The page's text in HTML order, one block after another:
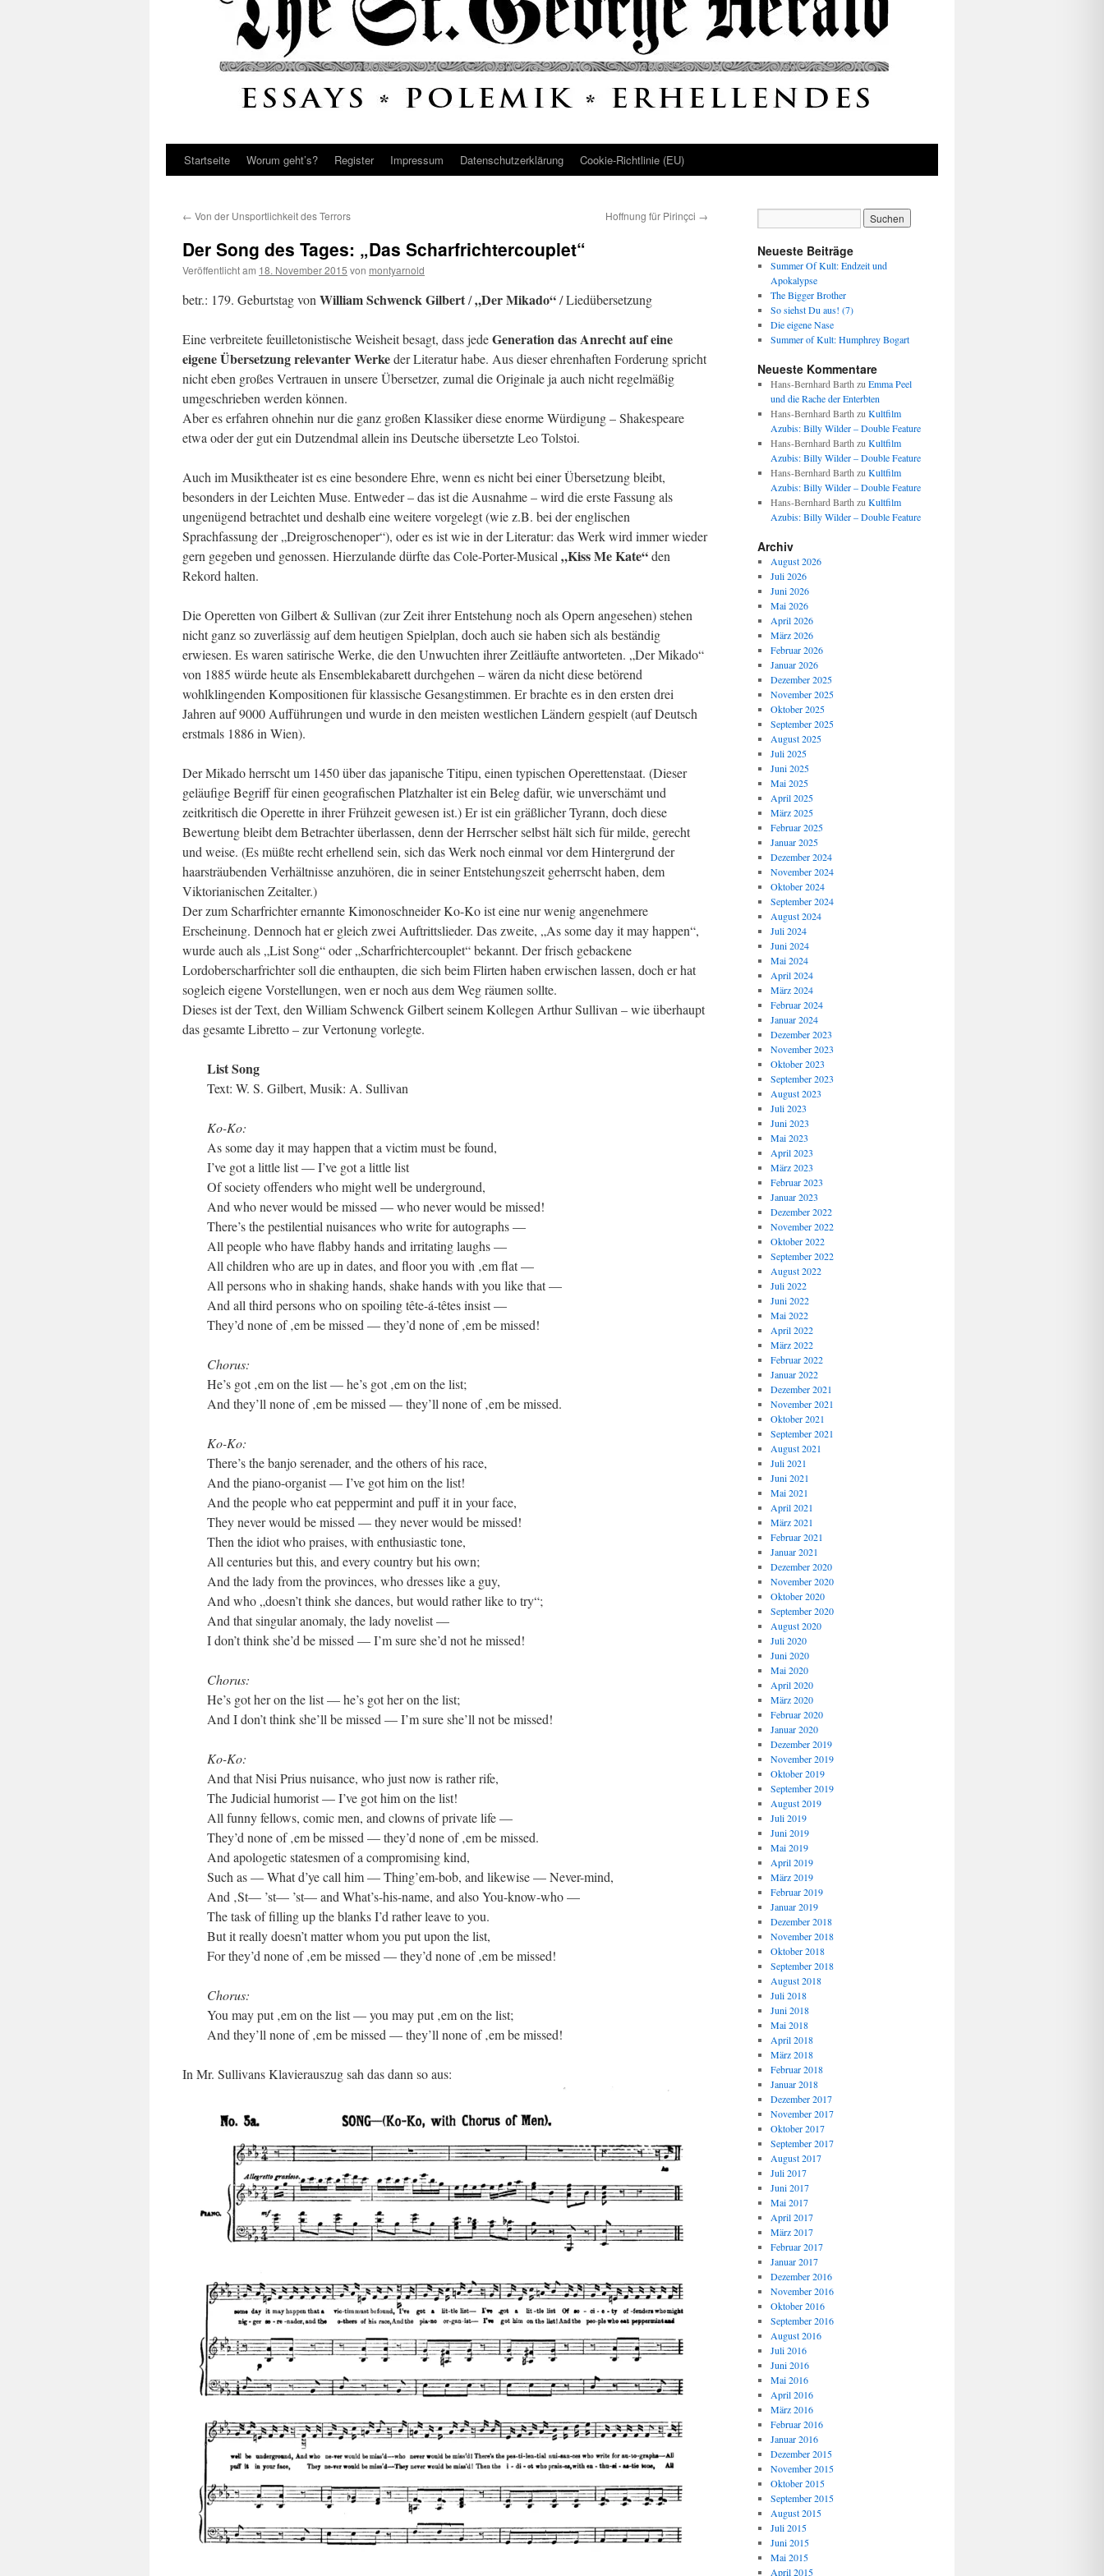
Startseite Worum geht’s? Register Impressum Datenschutz­erklärung Cookie-Richtlinie (EU)
← Von der Unsportlichkeit des Terrors Hoffnung für Pirinçci →
Der Song des Tages: „Das Scharfrichtercouplet“
Veröffentlicht am 18. November 2015 von montyarnold
betr.: 179. Geburtstag von William Schwenck Gilbert/„Der Mikado“/ Liedübersetzung
Eine verbreitete feuilletonistische Weisheit besagt, dass jedeGeneration das Anrecht auf eine
eigene Übersetzung relevanter Werkeder Literatur habe. Aus dieser ehrenhaften Forderung spricht
nicht eben großes Vertrauen in unsere Übersetzer, zumal die Originale ja auch nicht regelmäßig
umgeschrieben werden können.
Aber es erfahren ohnehin nur die ganz großen Klassiker diese enorme Würdigung – Shakespeare
etwa oder der gut ein Dutzendmal allein ins Deutsche übersetzte Leo Tolstoi.
Auch im Musiktheater ist es eine besondere Ehre, wenn es nicht bei einer Übersetzung bleibt,
besonders in der Leichten Muse. Entweder – das ist die Ausnahme – wird die erste Fassung als
ungenügend betrachtet und deshalb eine weitere vorgelegt (wie z.B. bei der englischen
Sprachfassung der „Dreigroschenoper“), oder es ist wie in der Literatur: das Werk wird immer wieder
gern gegeben und genossen. Hierzulande dürfte das Cole-Porter-Musical „Kiss Me Kate“den
Rekord halten.
Die Operetten von Gilbert & Sullivan (zur Zeit ihrer Entstehung noch als Opern angesehen) stehen
nicht ganz so zuverlässig auf dem heutigen Spielplan, doch auch sie haben sich als beständig
erwiesen. Es waren satirische Werke, die den Unwuchten ihrer Zeitläufte antworteten. „Der Mikado“
von 1885 würde heute als Ensemblekabarett durchgehen – wären da nicht diese betörend
wohlklingenden Kompositionen für klassische Gesangstimmen. Er brachte es in den ersten drei
Jahren auf 9000 Aufführungen und wurde in den meisten westlichen Ländern gespielt (auf Deutsch
erstmals 1886 in Wien).
Der Mikado herrscht um 1450 über das japanische Titipu, einen typischen Operettenstaat. (Dieser
geläufige Begriff für einen geografischen Platzhalter ist ein Beleg dafür, wie unverschämt und
zeitkritisch die Operette in ihrer Frühzeit gewesen ist.) Er ist ein gräßlicher Tyrann, doch diese
Bewertung bleibt dem Betrachter überlassen, denn der Herrscher selbst hält sich für milde, gerecht
und weise. (Es müßte recht erhellend sein, sich das Werk noch einmal vor dem Hintergrund der
haarsträubenden Verhältnisse anzuhören, die in seiner Entstehungszeit geherrscht haben, dem
Viktorianischen Zeitalter.)
Der zum Scharfrichter ernannte Kimonoschneider Ko-Ko ist eine nur wenig angenehmere
Erscheinung. Dennoch hat er gleich zwei Auftrittslieder. Das zweite, „As some day it may happen“,
wurde auch als „List Song“ oder „Scharfrichtercouplet“ bekannt. Der frisch gebackene
Lordoberscharfrichter soll die enthaupten, die sich beim Flirten haben erwischen lassen, doch er hat
sogleich eigene Vorstellungen, wen er noch aus dem Weg räumen sollte.
Dieses ist der Text, den William Schwenck Gilbert seinem Kollegen Arthur Sullivan – wie überhaupt
das gesamte Libretto – zur Vertonung vorlegte.
List Song
Text: W. S. Gilbert, Musik: A. Sullivan
Ko-Ko:
As some day it may happen that a victim must be found,
I’ve got a little list — I’ve got a little list
Of society offenders who might well be underground,
And who never would be missed — who never would be missed!
There’s the pestilential nuisances who write for autographs —
All people who have flabby hands and irritating laughs —
All children who are up in dates, and floor you with ‚em flat —
All persons who in shaking hands, shake hands with you like that —
And all third persons who on spoiling tête-á-têtes insist —
They’d none of ‚em be missed — they’d none of ‚em be missed!
Chorus:
He’s got ‚em on the list — he’s got ‚em on the list;
And they’ll none of ‚em be missed — they’ll none of ‚em be missed.
Ko-Ko:
There’s the banjo serenader, and the others of his race,
And the piano-organist — I’ve got him on the list!
And the people who eat peppermint and puff it in your face,
They never would be missed — they never would be missed!
Then the idiot who praises, with enthusiastic tone,
All centuries but this, and every country but his own;
And the lady from the provinces, who dresses like a guy,
And who „doesn’t think she dances, but would rather like to try“;
And that singular anomaly, the lady novelist —
I don’t think she’d be missed — I’m sure she’d not he missed!
Chorus:
He’s got her on the list — he’s got her on the list;
And I don’t think she’ll be missed — I’m sure she’ll not be missed!
Ko-Ko:
And that Nisi Prius nuisance, who just now is rather rife,
The Judicial humorist — I’ve got him on the list!
All funny fellows, comic men, and clowns of private life —
They’d none of ‚em be missed — they’d none of ‚em be missed.
And apologetic statesmen of a compromising kind,
Such as — What d’ye call him — Thing’em-bob, and likewise — Never-mind,
And ‚St— ’st— ’st— and What’s-his-name, and also You-know-who —
The task of filling up the blanks I’d rather leave to you.
But it really doesn’t matter whom you put upon the list,
For they’d none of ‚em be missed — they’d none of ‚em be missed!
Chorus:
You may put ‚em on the list — you may put ‚em on the list;
And they’ll none of ‚em be missed — they’ll none of ‚em be missed!
In Mr. Sullivans Klavierauszug sah das dann so aus:
Neueste Beiträge
Summer Of Kult: Endzeit und
Apokalypse
The Bigger Brother
So siehst Du aus! (7)
Die eigene Nase
Summer of Kult: Humphrey Bogart
Neueste Kommentare
Hans-Bernhard Barth zu Emma Peel
und die Rache der Enterbten
Hans-Bernhard Barth zu Kultfilm
Azubis: Billy Wilder – Double Feature
Hans-Bernhard Barth zu Kultfilm
Azubis: Billy Wilder – Double Feature
Hans-Bernhard Barth zu Kultfilm
Azubis: Billy Wilder – Double Feature
Hans-Bernhard Barth zu Kultfilm
Azubis: Billy Wilder – Double Feature
Archiv
August 2026
Juli 2026
Juni 2026
Mai 2026
April 2026
März 2026
Februar 2026
Januar 2026
Dezember 2025
November 2025
Oktober 2025
September 2025
August 2025
Juli 2025
Juni 2025
Mai 2025
April 2025
März 2025
Februar 2025
Januar 2025
Dezember 2024
November 2024
Oktober 2024
September 2024
August 2024
Juli 2024
Juni 2024
Mai 2024
April 2024
März 2024
Februar 2024
Januar 2024
Dezember 2023
November 2023
Oktober 2023
September 2023
August 2023
Juli 2023
Juni 2023
Mai 2023
April 2023
März 2023
Februar 2023
Januar 2023
Dezember 2022
November 2022
Oktober 2022
September 2022
August 2022
Juli 2022
Juni 2022
Mai 2022
April 2022
März 2022
Februar 2022
Januar 2022
Dezember 2021
November 2021
Oktober 2021
September 2021
August 2021
Juli 2021
Juni 2021
Mai 2021
April 2021
März 2021
Februar 2021
Januar 2021
Dezember 2020
November 2020
Oktober 2020
September 2020
August 2020
Juli 2020
Juni 2020
Mai 2020
April 2020
März 2020
Februar 2020
Januar 2020
Dezember 2019
November 2019
Oktober 2019
September 2019
August 2019
Juli 2019
Juni 2019
Mai 2019
April 2019
März 2019
Februar 2019
Januar 2019
Dezember 2018
November 2018
Oktober 2018
September 2018
August 2018
Juli 2018
Juni 2018
Mai 2018
April 2018
März 2018
Februar 2018
Januar 2018
Dezember 2017
November 2017
Oktober 2017
September 2017
August 2017
Juli 2017
Juni 2017
Mai 2017
April 2017
März 2017
Februar 2017
Januar 2017
Dezember 2016
November 2016
Oktober 2016
September 2016
August 2016
Juli 2016
Juni 2016
Mai 2016
April 2016
März 2016
Februar 2016
Januar 2016
Dezember 2015
November 2015
Oktober 2015
September 2015
August 2015
Juli 2015
Juni 2015
Mai 2015
April 2015